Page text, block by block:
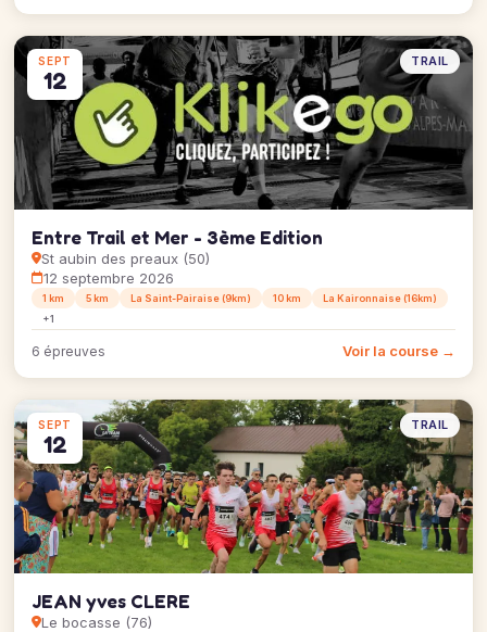
SEPT
12
TRAIL
Entre Trail et Mer - 3ème Edition
St aubin des preaux (50)
12 septembre 2026
1 km 5 km La Saint-Pairaise (9km) 10 km
La Kaironnaise (16km)
+1
6 épreuves Voir la course →
SEPT
12
TRAIL
JEAN yves CLERE
Le bocasse (76)